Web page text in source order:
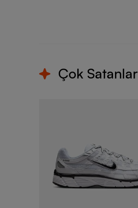
Çok Satanlar